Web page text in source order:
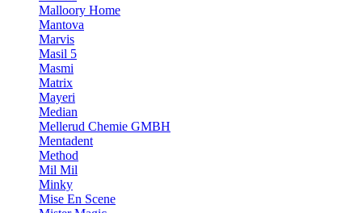
Malloory Home
Mantova
Marvis
Masil 5
Masmi
Matrix
Mayeri
Median
Mellerud Chemie GMBH
Mentadent
Method
Mil Mil
Minky
Mise En Scene